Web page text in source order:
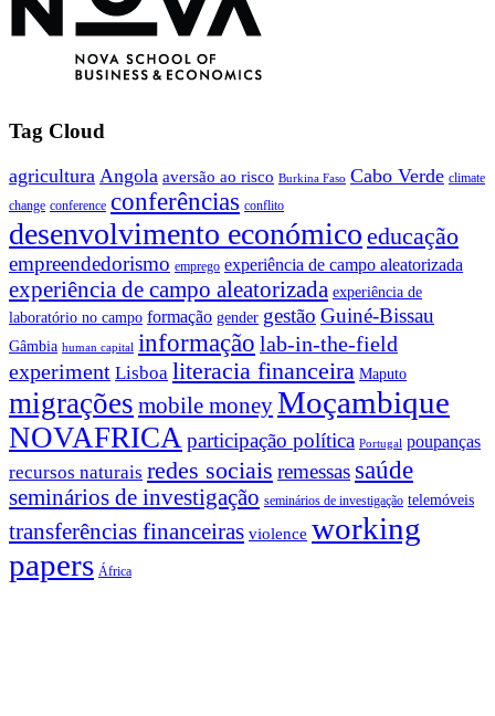
Tag Cloud
agricultura Angola aversão ao risco Burkina Faso Cabo Verde climate
change conference conferências conflito
desenvolvimento económico educação
empreendedorismo emprego experiência de campo aleatorizada
experiência de campo aleatorizada experiência de
laboratório no campo formação gender gestão Guiné-Bissau
Gâmbia human capital informação lab-in-the-field
experiment Lisboa literacia financeira Maputo
migrações mobile moneyMoçambique
NOVAFRICA participação política Portugal poupanças
recursos naturais redes sociais remessas saúde
seminários de investigação seminários de investigação telemóveis
transferências financeiras violence working
papers África